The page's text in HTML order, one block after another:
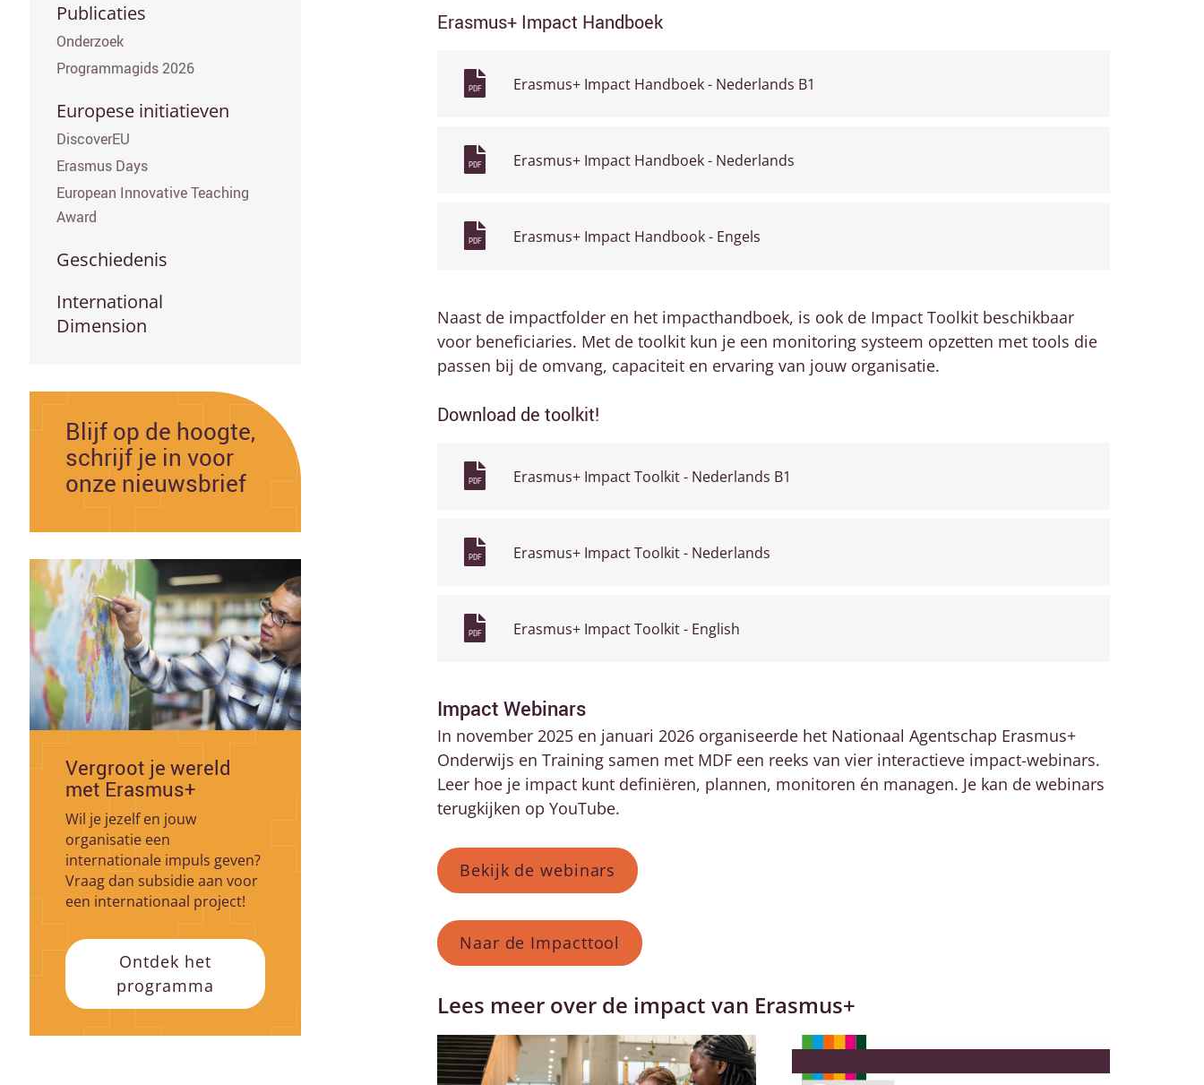
Publicaties
Onderzoek
Programmagids 2026
Europese initiatieven
DiscoverEU
Erasmus Days
European Innovative Teaching
Award
Geschiedenis
International
Dimension
Blijf op de hoogte,
schrijf je in voor
onze nieuwsbrief
Vergroot je wereld
met Erasmus+
Wil je jezelf en jouw
organisatie een
internationale impuls geven?
Vraag dan subsidie aan voor
een internationaal project!
Ontdek het
programma
Erasmus+ Impact Handboek
PDF Erasmus+ Impact Handboek - Nederlands B1
PDF Erasmus+ Impact Handboek - Nederlands
PDF Erasmus+ Impact Handbook - Engels
Naast de impactfolder en het impacthandboek, is ook de Impact Toolkit beschikbaar
voor beneficiaries. Met de toolkit kun je een monitoring systeem opzetten met tools die
passen bij de omvang, capaciteit en ervaring van jouw organisatie.
Download de toolkit!
PDF Erasmus+ Impact Toolkit - Nederlands B1
PDF Erasmus+ Impact Toolkit - Nederlands
PDF Erasmus+ Impact Toolkit - English
Impact Webinars
In november 2025 en januari 2026 organiseerde het Nationaal Agentschap Erasmus+
Onderwijs en Training samen met MDF een reeks van vier interactieve impact-webinars.
Leer hoe je impact kunt definiëren, plannen, monitoren én managen. Je kan de webinars
terugkijken op YouTube.
Bekijk de webinars
Naar de Impacttool
Lees meer over de impact van Erasmus+